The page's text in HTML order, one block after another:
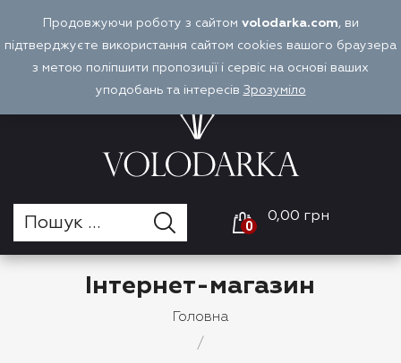
UA
Войти
Оплата і доставка
0
0,00 грн
Інтернет-магазин
Головна
/
Продовжуючи роботу з сайтом volodarka.com, ви
підтверджуєте використання сайтом cookies вашого браузера
з метою поліпшити пропозиції і сервіс на основі ваших
уподобань та інтересів Зрозуміло